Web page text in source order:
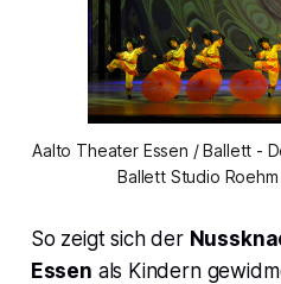
Aalto Theater Essen / Ballett -
Ballett Studio
So zeigt sich der
Essen als Kindern